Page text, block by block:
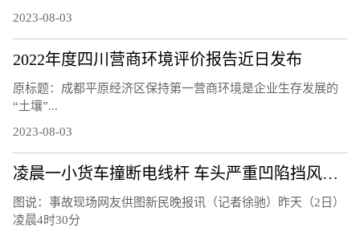
2023-08-03
2022年度四川营商环境评价报告近日发布
原标题：成都平原经济区保持第一营商环境是企业生存发展的
“土壤”...
2023-08-03
凌晨一小货车撞断电线杆 车头严重凹陷挡风玻璃粉碎
图说：事故现场网友供图新民晚报讯（记者徐驰）昨天（2日）
凌晨4时30分